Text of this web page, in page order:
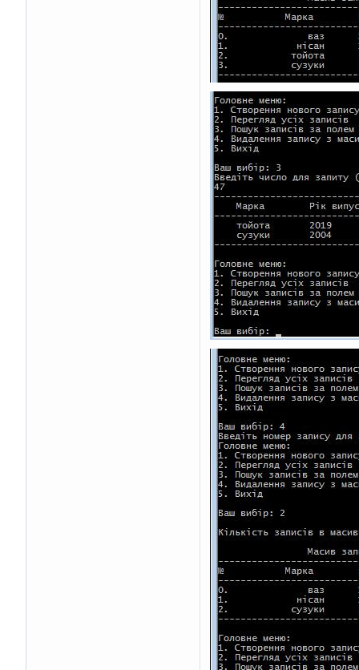
}
find_record
{
("Введіть
int request;
int i;
int ni=0;
for (i=0; i< n; i
{
{
if (ni==0
)
{
}
else
{
}
}
}
if(ni==0)
else
    printf
(
    printf
("\n");